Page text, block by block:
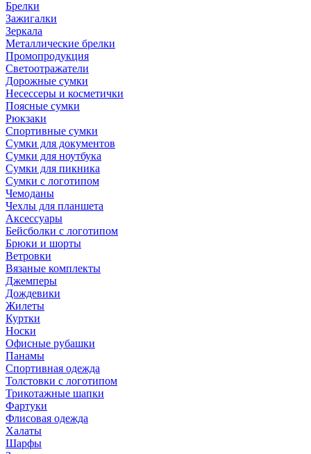
Брелки
Зажигалки
Зеркала
Металлические брелки
Промопродукция
Светоотражатели
Дорожные сумки
Несессеры и косметички
Поясные сумки
Рюкзаки
Спортивные сумки
Сумки для документов
Сумки для ноутбука
Сумки для пикника
Сумки с логотипом
Чемоданы
Чехлы для планшета
Аксессуары
Бейсболки с логотипом
Брюки и шорты
Ветровки
Вязаные комплекты
Джемперы
Дождевики
Жилеты
Куртки
Носки
Офисные рубашки
Панамы
Спортивная одежда
Толстовки с логотипом
Трикотажные шапки
Фартуки
Флисовая одежда
Халаты
Шарфы